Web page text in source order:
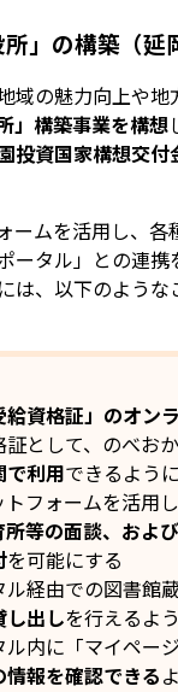
」の構築（延
域の魅力向上や地
」構築事業を構想
投資国家構想交
ームを活用し、各
ータル」との連携
は、以下のよう
給資格証」のオン
として、のべお
で利用できるよう
トフォームを活用
所等の面談、およ
を可能にする
ル経由での図書館
し出しを行えるよ
内に「マイペー
報を確認できる